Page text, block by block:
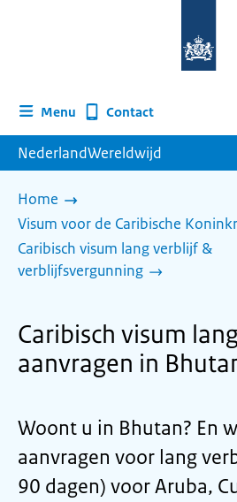
homepage
Menu Contact
NederlandWereldwijd
Home
Visum voor de Caribische
Caribisch visum lang verblijf &
verblijfsvergunning
Caribisch visum
aanvragen in
Woont u in Bhutan? En
aanvragen voor lang
90 dagen) voor Aruba,